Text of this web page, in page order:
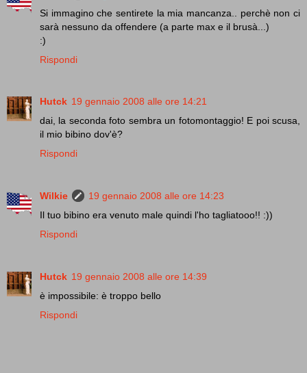
Si immagino che sentirete la mia mancanza.. perchè non ci
sarà nessuno da offendere (a parte max e il brusà...)
:)
Rispondi
Hutck 19 gennaio 2008 alle ore 14:21
dai, la seconda foto sembra un fotomontaggio! E poi scusa,
il mio bibino dov'è?
Rispondi
Wilkie
19 gennaio 2008 alle ore 14:23
Il tuo bibino era venuto male quindi l'ho tagliatooo!! :))
Rispondi
Hutck 19 gennaio 2008 alle ore 14:39
è impossibile: è troppo bello
Rispondi